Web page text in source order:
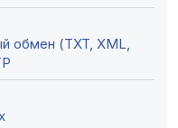
обмен (TXT, XML,